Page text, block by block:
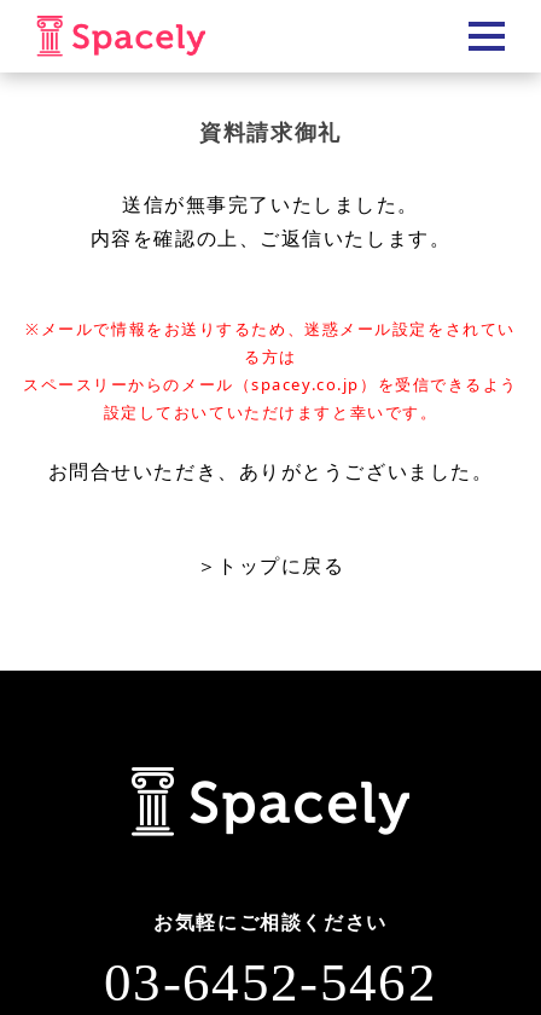
資料請求御礼
送信が無事完了いたしました。
内容を確認の上、ご返信いたします。
※メールで情報をお送りするため、迷惑メール設定をされてい
る方は
スペースリーからのメール（spacey.co.jp）を受信できるよう
設定しておいていただけますと幸いです。
お問合せいただき、ありがとうございました。
＞トップに戻る
お気軽にご相談ください
03-6452-5462